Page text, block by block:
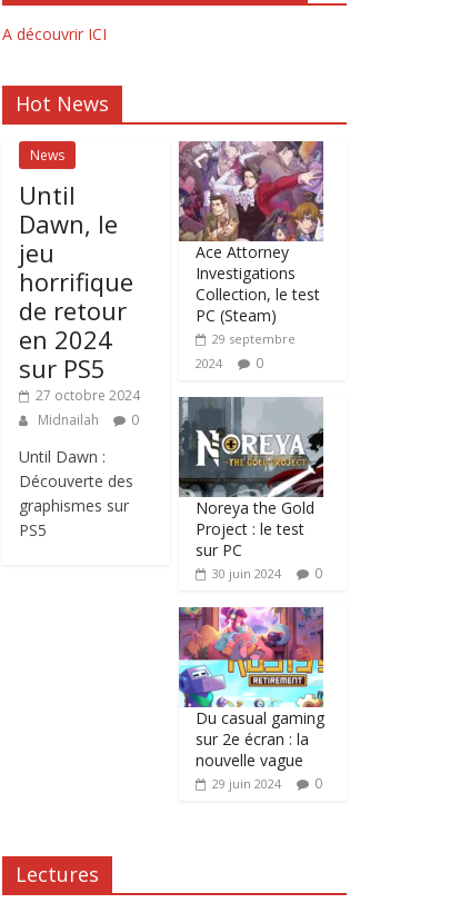
A découvrir ICI
Hot News
News
Until
Dawn, le
jeu
horrifique
de retour
en 2024
sur PS5
27 octobre 2024
Midnailah
0
Until Dawn :
Découverte des
graphismes sur
PS5
Ace Attorney
Investigations
Collection, le test
PC (Steam)
29 septembre
2024
0
Noreya the Gold
Project : le test
sur PC
30 juin 2024 0
Du casual gaming
sur 2e écran : la
nouvelle vague
29 juin 2024 0
Lectures